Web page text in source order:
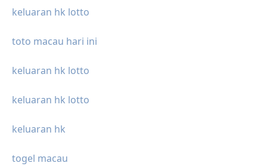
keluaran hk lotto
toto macau hari ini
keluaran hk lotto
keluaran hk lotto
keluaran hk
togel macau